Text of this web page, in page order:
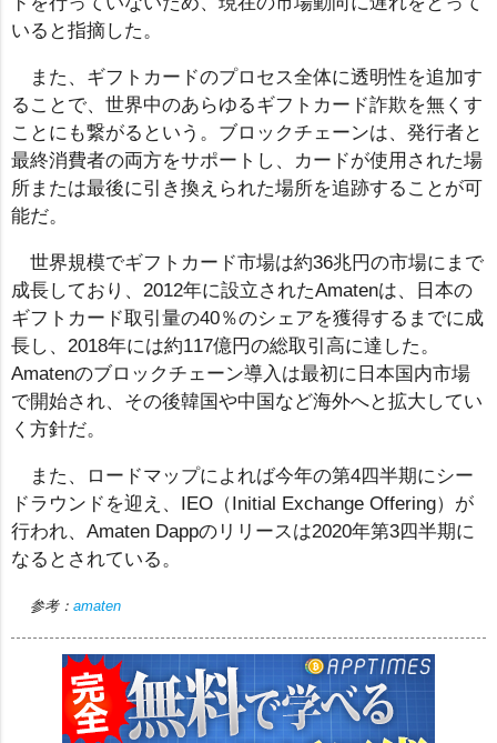
いると指摘した。
また、ギフトカードのプロセス全体に透明性を追加す
ることで、世界中のあらゆるギフトカード詐欺を無くす
ことにも繋がるという。ブロックチェーンは、発行者と
最終消費者の両方をサポートし、カードが使用された場
所または最後に引き換えられた場所を追跡することが可
能だ。
世界規模でギフトカード市場は約36兆円の市場にまで
成長しており、2012年に設立されたAmatenは、日本の
ギフトカード取引量の40％のシェアを獲得するまでに成
長し、2018年には約117億円の総取引高に達した。
Amatenのブロックチェーン導入は最初に日本国内市場
で開始され、その後韓国や中国など海外へと拡大してい
く方針だ。
また、ロードマップによれば今年の第4四半期にシー
ドラウンドを迎え、IEO（Initial Exchange Offering）が
行われ、Amaten Dappのリリースは2020年第3四半期に
なるとされている。
参考： amaten